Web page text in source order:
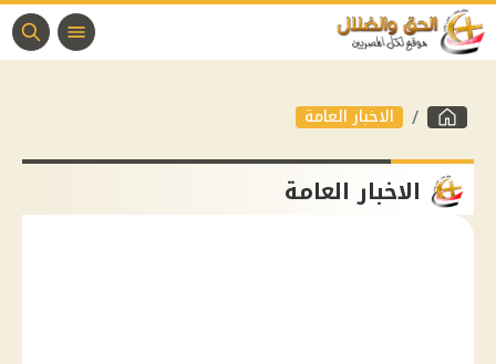
الاخبار العامة
الاخبار العامة